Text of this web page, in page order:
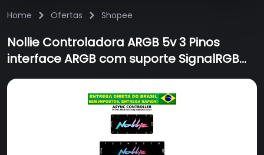
Home Ofertas Shopee
Nollie Controladora ARGB 5v 3 Pinos
interface ARGB com suporte SignalRGB
OpenRGB